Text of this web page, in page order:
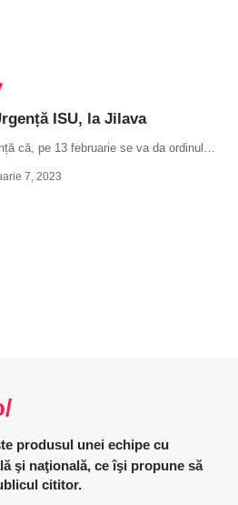
ISU, la Jilava
că, pe 13 februarie se va da ordinul
7, 2023
şi naţională, ce îşi propune să
cititor.